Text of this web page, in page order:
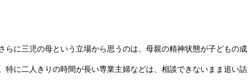
に三児の母という立場から思うのは、母親の精神状態が子どもの成
に二人きりの時間が長い専業主婦などは、相談できないまま追い詰